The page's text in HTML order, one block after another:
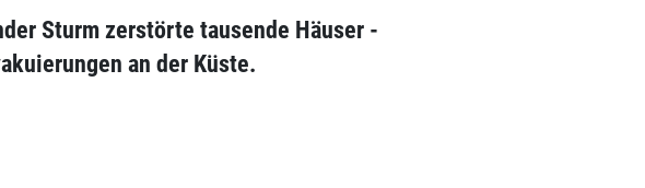
Sturm zerstörte tausende Häuser -
an der Küste.